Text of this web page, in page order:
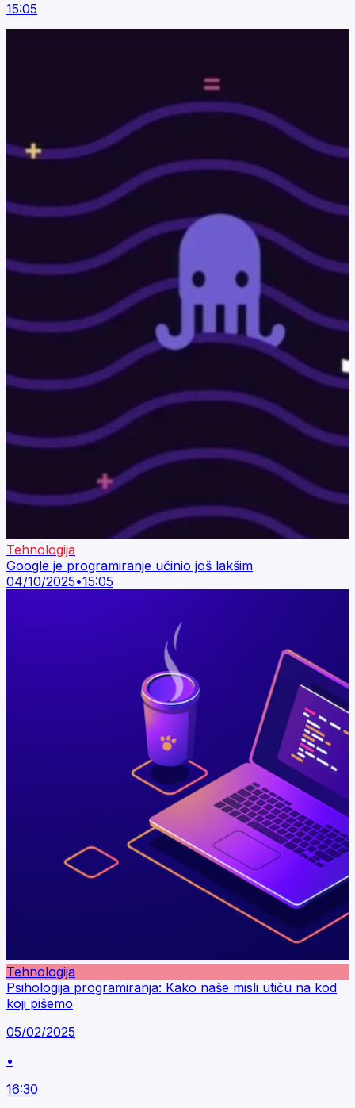
15:05
Tehnologija
Google je programiranje učinio još lakšim
04/10/2025•15:05
Tehnologija
Psihologija programiranja: Kako naše misli utiču na kod
koji pišemo
05/02/2025
•
16:30